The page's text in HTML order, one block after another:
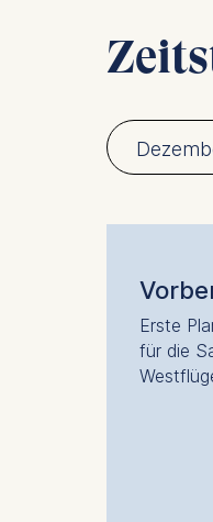
Erste
für die